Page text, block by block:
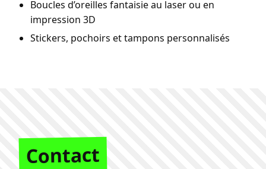
Boucles d’oreilles fantaisie au laser ou en
impression 3D
Stickers, pochoirs et tampons personnalisés
Contact